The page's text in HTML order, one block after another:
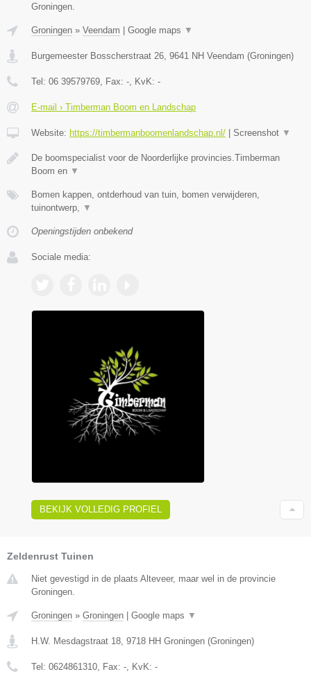
Groningen.
Groningen » Veendam Google maps ▼
Burgemeester Bosscherstraat 26, 9641 NH Veendam (Groningen)
Tel: 06 39579769, Fax: -, KvK: -
E-mail › Timberman Boom en Landschap
Website: https://timbermanboomenlandschap.nl/ Screenshot ▼
De boomspecialist voor de Noorderlijke provincies.Timberman
Boom en ▼
Bomen kappen, ontderhoud van tuin, bomen verwijderen,
tuinontwerp, ▼
Openingstijden onbekend
Sociale media:
BEKIJK VOLLEDIG PROFIEL
Zeldenrust Tuinen
Niet gevestigd in de plaats Alteveer, maar wel in de provincie
Groningen.
Groningen » Groningen Google maps ▼
H.W. Mesdagstraat 18, 9718 HH Groningen (Groningen)
Tel: 0624861310, Fax: -, KvK: -